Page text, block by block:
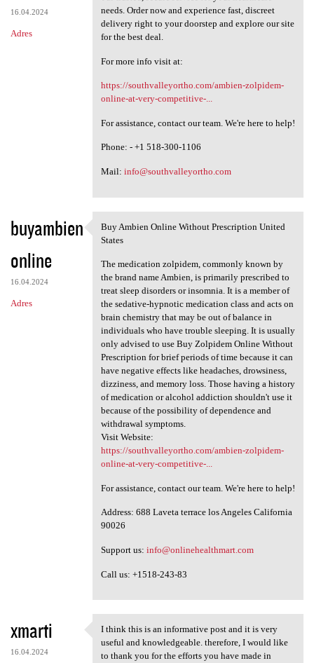
16.04.2024
Adres
needs. Order now and experience fast, discreet
delivery right to your doorstep and explore our site
for the best deal.
For more info visit at:
https://southvalleyortho.com/ambien-zolpidem-
online-at-very-competitive-...
For assistance, contact our team. We're here to help!
Phone: - +1 518-300-1106
Mail: info@southvalleyortho.com
buyambien
online
16.04.2024
Adres
Buy Ambien Online Without
Buy Ambien Online Without Prescription United
States
The medication zolpidem, commonly known by
the brand name Ambien, is primarily prescribed to
treat sleep disorders or insomnia. It is a member of
the sedative-hypnotic medication class and acts on
brain chemistry that may be out of balance in
individuals who have trouble sleeping. It is usually
only advised to use Buy Zolpidem Online Without
Prescription for brief periods of time because it can
have negative effects like headaches, drowsiness,
dizziness, and memory loss. Those having a history
of medication or alcohol addiction shouldn't use it
because of the possibility of dependence and
withdrawal symptoms.
Visit Website:
https://southvalleyortho.com/ambien-zolpidem-
online-at-very-competitive-...
For assistance, contact our team. We're here to help!
Address: 688 Laveta terrace los Angeles California
90026
Support us: info@onlinehealthmart.com
Call us: +1518-243-83
xmarti
16.04.2024
I think this is an
I think this is an informative post and it is very
useful and knowledgeable. therefore, I would like
to thank you for the efforts you have made in